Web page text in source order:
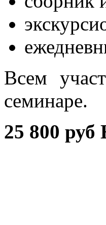
Всем
семинаре.
25 800 руб